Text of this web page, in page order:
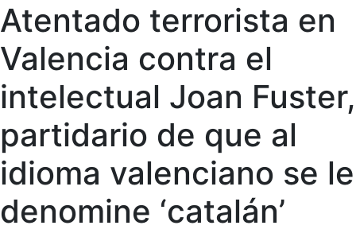
Atentado terrorista en
Valencia contra el
intelectual Joan Fuster,
partidario de que al
idioma valenciano se le
denomine ‘catalán’